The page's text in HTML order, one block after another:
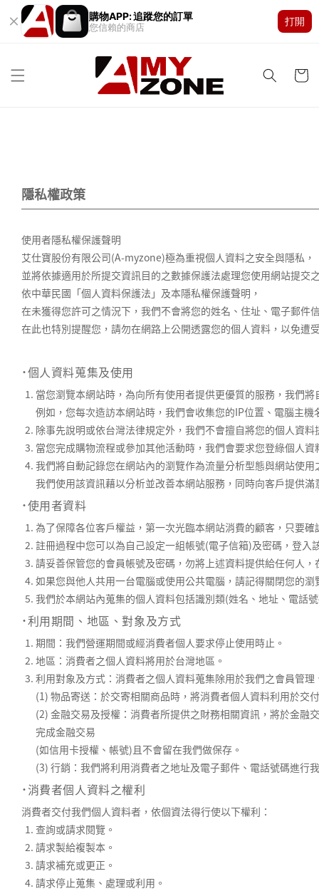
購物APP: 追蹤您的訂單
您信賴的商店
打開
隱私權政策
使用者隱私權保護聲明
艾仕寶股份有限公司(A-myzone)極為重視個人資料之安全與隱私，
並將依據適用於所提交資訊目的之數據保護法處理您使用網站提交
依中華民國「個人資料保護法」及本隱私權保護聲明，
在未獲得您許可之情況下，我們不會將您的姓名、住址、電子郵件
在此也特別提醒您，請勿在網路上公開透露您的個人資料，以免遭
˙個人資料蒐集及使用
當您瀏覽本網站時，為向所有使用者提供更優質的服務，我們
例如，您每次造訪本網站時，我們會收集您的IP位置、電腦主
除事先說明或依台灣法律規定外，我們不會擅自將您的個人資
當您完成購物流程或參加其他活動時，我們會要求您登綠個人
我們將自動記錄您在網站內的瀏覽作為流量分析型態與網站使
我們使用該資訊藉以分析並改善本網站服務，同時向客戶提供
˙使用者資料
為了保障各位客戶權益，第一次光臨本網站消費的顧客，只要
註冊過程中您可以為自己設定一組帳號(電子信箱)及密碼，登
請妥善保管您的會員帳號及密碼，勿將上述資料提供給任何人
如果您與他人共用一台電腦或使用公共電腦，請記得關閉您的
我們於本網站內蒐集的個人資料包括識別類(姓名、地址、電話
˙利用期間、地區、對象及方式
期間：我們營運期間或經消費者個人要求停止使用時止。
地區：消費者之個人資料將用於台灣地區。
利用對象及方式：消費者之個人資料蒐集除用於我們之會員管
(1) 物品寄送：於交寄相關商品時，將消費者個人資料利用於交
(2) 金融交易及授權：消費者所提供之財務相關資訊，將於金
完成金融交易
(如信用卡授權、帳號)且不會留在我們做保存。
(3) 行銷：我們將利用消費者之地址及電子郵件、電話號碼進行
˙消費者個人資料之權利
消費者交付我們個人資料者，依個資法得行使以下權利：
查詢或請求閱覽。
請求製給複製本。
請求補充或更正。
請求停止蒐集、處理或利用。